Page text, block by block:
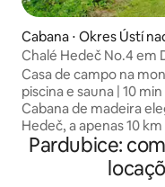
Cabana ⋅ Okres Ústí
Chalé Hedeč No.4 em
Casa de campo na
piscina e sauna | 10
Cabana de madeira
Hedeč, a apenas 10
Desfrute de uma
externa, assentos
churrasqueira e um
Pardubice: